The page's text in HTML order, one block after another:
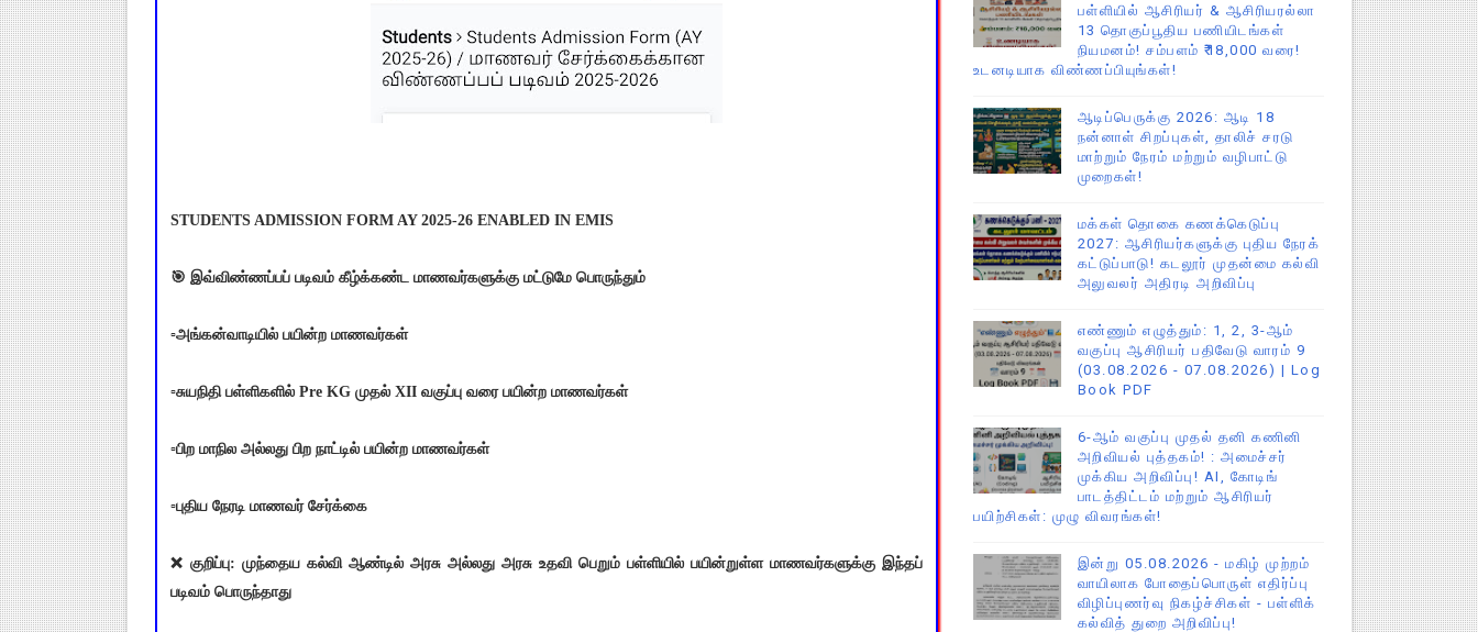
STUDENTS ADMISSION FORM AY 2025-26 ENABLED IN EMIS
🎯 இவ்விண்ணப்பப் படிவம் கீழ்க்கண்ட மாணவர்களுக்கு மட்டுமே பொருந்தும்
▫️அங்கன்வாடியில் பயின்ற மாணவர்கள்
▫️சுயநிதி பள்ளிகளில் Pre KG முதல் XII வகுப்பு வரை பயின்ற மாணவர்கள்
▫️பிற மாநில அல்லது பிற நாட்டில் பயின்ற மாணவர்கள்
▫️புதிய நேரடி மாணவர் சேர்க்கை
❌ குறிப்பு: முந்தைய கல்வி ஆண்டில் அரசு அல்லது அரசு உதவி பெறும் பள்ளியில் பயின்றுள்ள மாணவர்களுக்கு இந்தப்
படிவம் பொருந்தாது
பள்ளியில் ஆசிரியர் & ஆசிரியரல்லா
13 தொகுப்பூதிய பணியிடங்கள்
நியமனம்! சம்பளம் ₹18,000 வரை!
உடனடியாக விண்ணப்பியுங்கள்!
ஆடிப்பெருக்கு 2026: ஆடி 18
நன்னாள் சிறப்புகள், தாலிச் சரடு
மாற்றும் நேரம் மற்றும் வழிபாட்டு
முறைகள்!
மக்கள் தொகை கணக்கெடுப்பு
2027: ஆசிரியர்களுக்கு புதிய நேரக்
கட்டுப்பாடு! கடலூர் முதன்மை கல்வி
அலுவலர் அதிரடி அறிவிப்பு
எண்ணும் எழுத்தும்: 1, 2, 3-ஆம்
வகுப்பு ஆசிரியர் பதிவேடு வாரம் 9
(03.08.2026 - 07.08.2026) | Log
Book PDF
6-ஆம் வகுப்பு முதல் தனி கணினி
அறிவியல் புத்தகம்! : அமைச்சர்
முக்கிய அறிவிப்பு! AI, கோடிங்
பாடத்திட்டம் மற்றும் ஆசிரியர்
பயிற்சிகள்: முழு விவரங்கள்!
இன்று 05.08.2026 - மகிழ் முற்றம்
வாயிலாக போதைப்பொருள் எதிர்ப்பு
விழிப்புணர்வு நிகழ்ச்சிகள் - பள்ளிக்
கல்வித் துறை அறிவிப்பு!